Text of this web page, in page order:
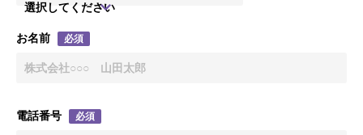
選択してください
お名前 必須
電話番号 必須